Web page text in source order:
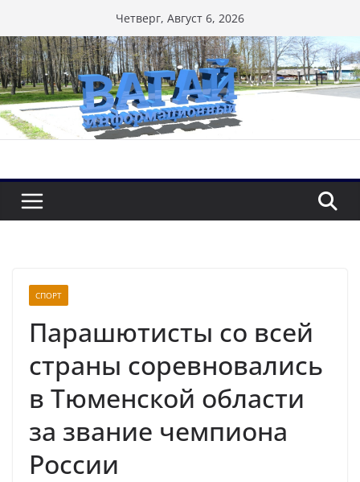
к
содержимому
Четверг, Август 6, 2026
СПОРТ
Парашютисты со всей
страны соревновались
в Тюменской области
за звание чемпиона
России